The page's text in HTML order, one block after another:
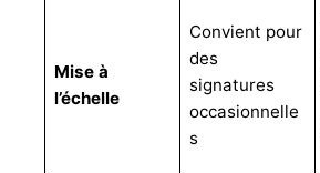
Mise à
l’échelle
Convient pour
des
signatures
occasionnelle
s